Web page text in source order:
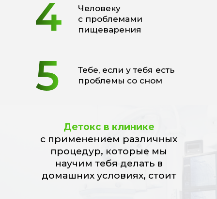
Человеку
с проблемами
пищеварения
Тебе, если у тебя есть
проблемы со сном
Детокс в клинике
с применением различных
процедур, которые мы
научим тебя делать в
домашних условиях, стоит